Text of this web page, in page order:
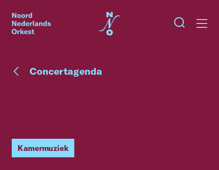
Concertagenda
Kamermuziek